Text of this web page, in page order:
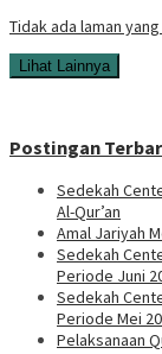
Tidak ada laman
Lihat Lainnya
Postingan
Sedekah
Al-Qur’an
Amal Jariyah
Sedekah
Periode Juni
Sedekah
Periode Mei
Pelaksanaan